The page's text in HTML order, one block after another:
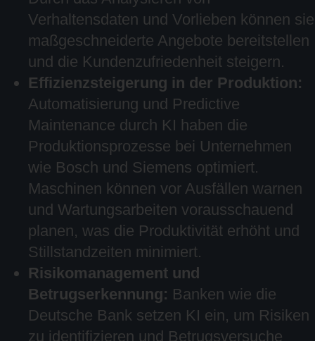
Verhaltensdaten und Vorlieben können sie
maßgeschneiderte Angebote bereitstellen
und die Kundenzufriedenheit steigern.
Effizienzsteigerung in der Produktion:
Automatisierung und Predictive
Maintenance durch KI haben die
Produktionsprozesse bei Unternehmen
wie Bosch und Siemens optimiert.
Maschinen können vor Ausfällen warnen
und Wartungsarbeiten vorausschauend
planen, was die Produktivität erhöht und
Stillstandzeiten minimiert.
Risikomanagement und
Betrugserkennung: Banken wie die
Deutsche Bank setzen KI ein, um Risiken
zu identifizieren und Betrugsversuche